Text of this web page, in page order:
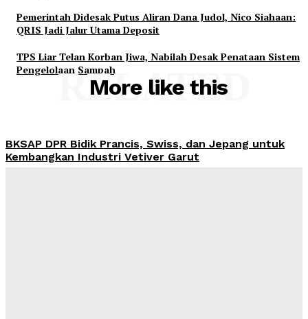
Pemerintah Didesak Putus Aliran Dana Judol, Nico Siahaan:
QRIS Jadi Jalur Utama Deposit
TPS Liar Telan Korban Jiwa, Nabilah Desak Penataan Sistem
Pengelolaan Sampah
More like this
RELATED
BKSAP DPR Bidik Prancis, Swiss, dan Jepang untuk
Kembangkan Industri Vetiver Garut